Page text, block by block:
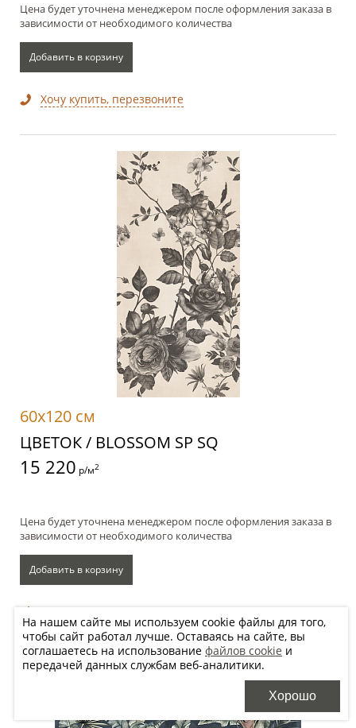
Цена будет уточнена менеджером после оформления заказа в
зависимости от необходимого количества
Добавить в корзину
Хочу купить, перезвоните
60x120 см
ЦВЕТОК / BLOSSOM SP SQ
15 220 р/м2
Цена будет уточнена менеджером после оформления заказа в
зависимости от необходимого количества
Добавить в корзину
На нашем сайте мы используем cookie файлы для того,
чтобы сайт работал лучше. Оставаясь на сайте, вы
соглашаетесь на использование файлов cookie и
передачей данных службам веб-аналитики.
Хорошо